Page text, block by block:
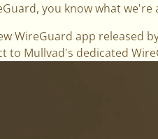
you know what we're
WireGuard app released
to Mullvad's dedicated